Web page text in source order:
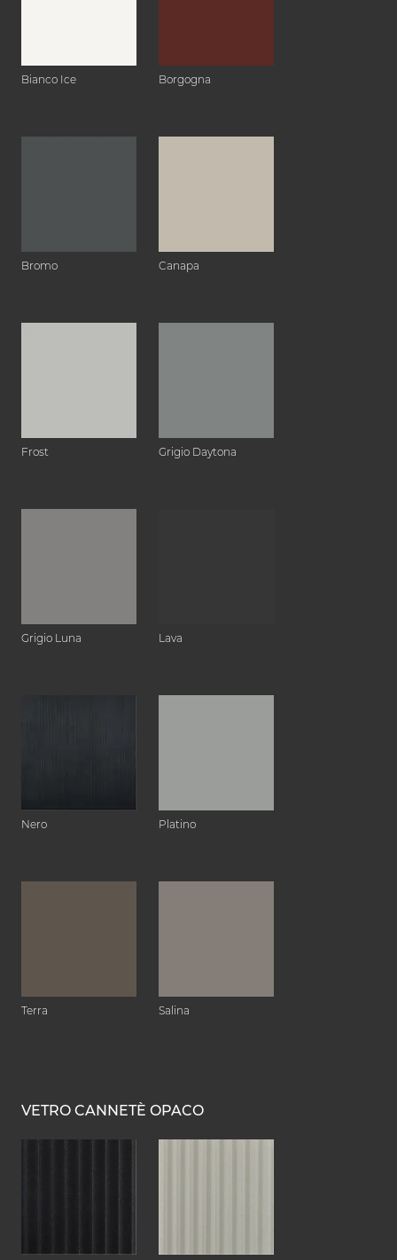
Bianco Ice Borgogna
Bromo Canapa
Frost Grigio Daytona
Grigio Luna Lava
Nero Platino
Terra Salina
VETRO CANNETÈ OPACO